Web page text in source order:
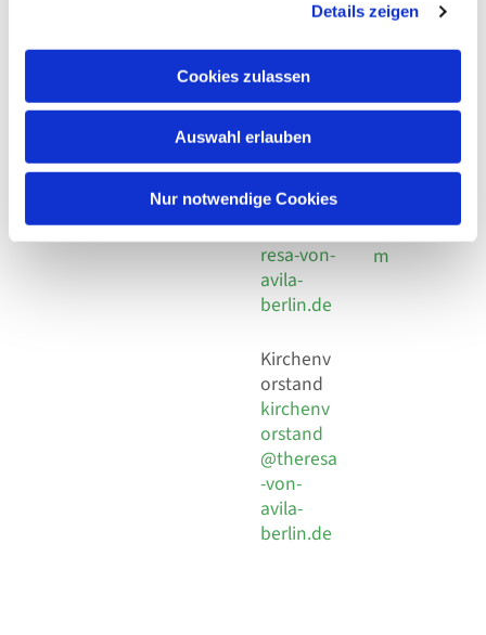
Details zeigen
Cookies zulassen
Auswahl erlauben
Nur notwendige Cookies
Kirchengemeinde Pfarrei
Hl. Theresa von Avila Berlin
Leitender Pfarrer - Norbert
Behaimstr. 39
Telefon
+49 30
924 64 28
Fax +49
30 924 54
18
E-Mail
info@the
resa-von-
avila-
berlin.de
Kirchenv
orstand
kirchenv
orstand
@theresa
-von-
avila-
berlin.de
Datensch
utz
Social
Impressu
m